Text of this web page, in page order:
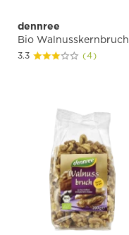
dennree
Bio Walnusskernbruch
3.3 (4)